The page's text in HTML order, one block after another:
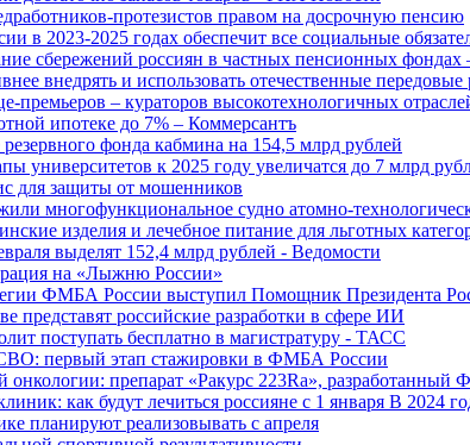
протезистов правом на досрочную пенсию
в 2023-2025 годах обеспечит все социальные
сбережений россиян в частных пенсионных фондах
внедрять и использовать отечественные передовые
– кураторов высокотехнологичных
ипотеке до 7% – Коммерсантъ
фонда кабмина на 154,5 млрд рублей
университетов к 2025 году увеличатся до 7 млрд
для защиты от мошенников
многофункциональное судно атомно-
изделия и лечебное питание для льготных
выделят 152,4 млрд рублей - Ведомости
на «Лыжню России»
ФМБА России выступил Помощник Президента
представят российские разработки в сфере ИИ
поступать бесплатно в магистратуру - ТАСС
первый этап стажировки в ФМБА России
онкологии: препарат «Ракурс 223Ra»,
как будут лечиться россияне с 1 января В 2024
планируют реализовывать с апреля